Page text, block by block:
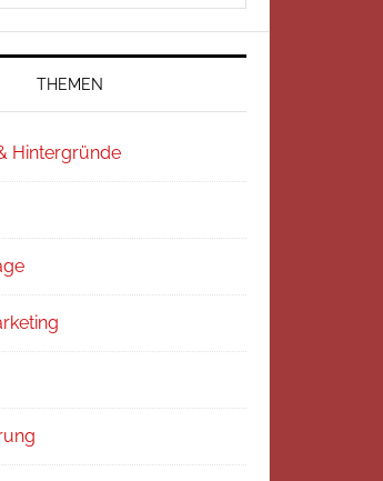
THEMEN
Hintergründe